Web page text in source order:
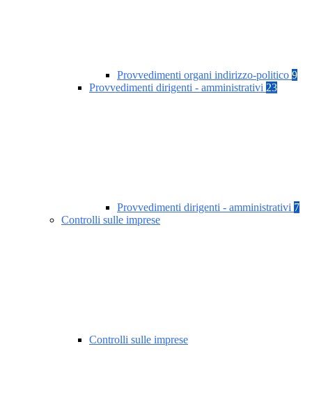
Provvedimenti organi indirizzo-politico 9
Provvedimenti dirigenti - amministrativi 23
Provvedimenti dirigenti - amministrativi 7
Controlli sulle imprese
Controlli sulle imprese